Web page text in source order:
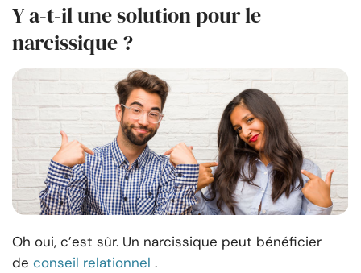
Y a-t-il une solution pour le
narcissique ?
Oh oui, c’est sûr. Un narcissique peut bénéficier
de conseil relationnel .